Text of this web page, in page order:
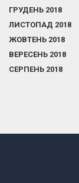
ГРУДЕНЬ 2018
ЛИСТОПАД 2018
ЖОВТЕНЬ 2018
ВЕРЕСЕНЬ 2018
СЕРПЕНЬ 2018